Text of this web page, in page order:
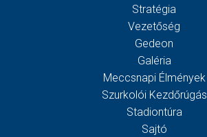
Stratégia
Vezetőség
Gedeon
Galéria
Meccsnapi Élmények
Szurkolói Kezdőrúgás
Stadiontúra
Sajtó